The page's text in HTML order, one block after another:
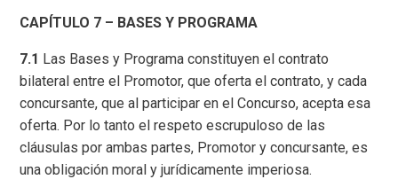
CAPÍTULO 7 – BASES Y PROGRAMA
7.1 Las Bases y Programa constituyen el contrato
bilateral entre el Promotor, que oferta el contrato, y cada
concursante, que al participar en el Concurso, acepta esa
oferta. Por lo tanto el respeto escrupuloso de las
cláusulas por ambas partes, Promotor y concursante, es
una obligación moral y jurídicamente imperiosa.